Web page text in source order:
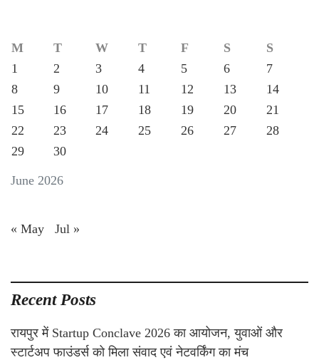
June 2026
M T W T F S
S
1
2 3 4 5 6
7
8
9 10 11 12 13
14
15
16 17 18 19 20
21
22
23 24 25 26 27
28
29
30
« May Jul »
Recent Posts
रायपुर में Startup Conclave 2026 का आयोजन, युवाओं और
स्टार्टअप फाउंडर्स को मिला संवाद एवं नेटवर्किंग का मंच